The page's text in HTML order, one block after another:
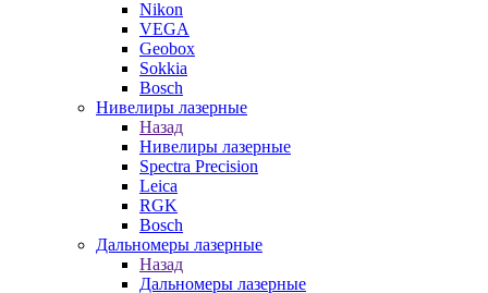
Nikon
VEGA
Geobox
Sokkia
Bosch
Нивелиры лазерные
Назад
Нивелиры лазерные
Spectra Precision
Leica
RGK
Bosch
Дальномеры лазерные
Назад
Дальномеры лазерные